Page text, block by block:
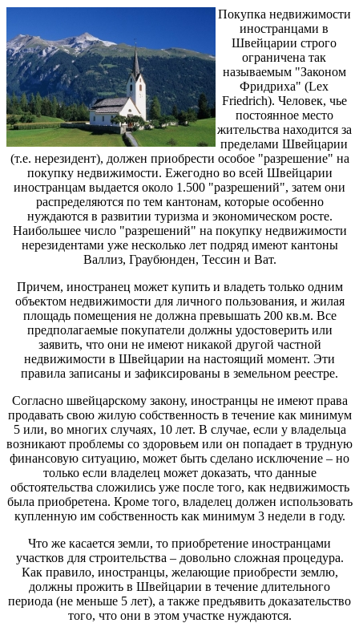
Покупка недвижимости
иностранцами в
Швейцарии строго
ограничена так
называемым "Законом
Фридриха" (Lex
Friedrich). Человек, чье
постоянное место
жительства находится за
пределами Швейцарии
(т.е. нерезидент), должен приобрести особое "разрешение" на
покупку недвижимости. Ежегодно во всей Швейцарии
иностранцам выдается около 1.500 "разрешений", затем они
распределяются по тем кантонам, которые особенно
нуждаются в развитии туризма и экономическом росте.
Наибольшее число "разрешений" на покупку недвижимости
нерезидентами уже несколько лет подряд имеют кантоны
Валлиз, Граубюнден, Тессин и Ват.
Причем, иностранец может купить и владеть только одним
объектом недвижимости для личного пользования, и жилая
площадь помещения не должна превышать 200 кв.м. Все
предполагаемые покупатели должны удостоверить или
заявить, что они не имеют никакой другой частной
недвижимости в Швейцарии на настоящий момент. Эти
правила записаны и зафиксированы в земельном реестре.
Согласно швейцарскому закону, иностранцы не имеют права
продавать свою жилую собственность в течение как минимум
5 или, во многих случаях, 10 лет. В случае, если у владельца
возникают проблемы со здоровьем или он попадает в трудную
финансовую ситуацию, может быть сделано исключение – но
только если владелец может доказать, что данные
обстоятельства сложились уже после того, как недвижимость
была приобретена. Кроме того, владелец должен использовать
купленную им собственность как минимум 3 недели в году.
Что же касается земли, то приобретение иностранцами
участков для строительства – довольно сложная процедура.
Как правило, иностранцы, желающие приобрести землю,
должны прожить в Швейцарии в течение длительного
периода (не меньше 5 лет), а также предъявить доказательство
того, что они в этом участке нуждаются.